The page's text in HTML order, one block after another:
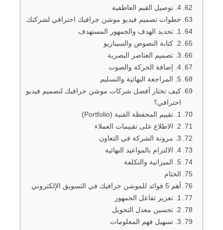
4. توصيل القيم العاطفية
خطوات تصميم فيديو موشن جرافيك احترافي لشركتك
1. تحديد الهدف والجمهور المستهدف
2. كتابة النصوص والسيناريو
3. تصميم العناصر البصرية
4. إضافة الحركة والصوت
5. المراجعة النهائية والتسليم
كيف تختار أفضل شركات موشن جرافيك لتصميم فيديو
احترافي؟
1. تقييم المحفظة الفنية (Portfolio)
2. الاطلاع على تقييمات العملاء
3. مرونة الشركة في التعاون
4. الالتزام بالمواعيد النهائية
5. الميزانية والتكلفة
الختام
أهم 5 فوائد للموشن جرافيك في التسويق الإلكتروني
1. تعزيز تفاعل الجمهور
2. تحسين معدل التحويل
3. تسهيل فهم المعلومات